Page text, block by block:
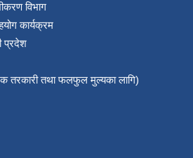
विभाग
कार्यक्रम
प्रदेश
तरकारी तथा फलफुल मुल्यका लागि)